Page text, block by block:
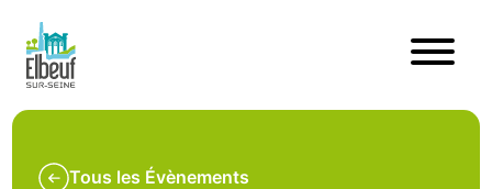
Tous les Évènements